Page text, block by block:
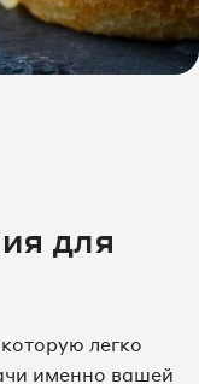
для
легко
именно вашей